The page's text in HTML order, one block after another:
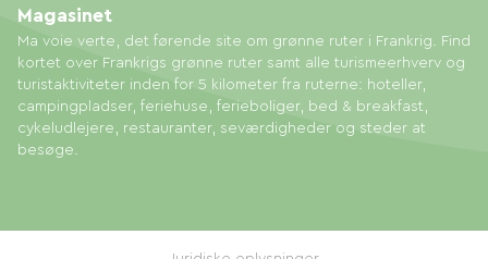
Ma voie verte, det førende site om grønne ruter i Frankrig. Find
kortet over Frankrigs grønne ruter samt alle turismeerhverv og
turistaktiviteter inden for 5 kilometer fra ruterne: hoteller,
campingpladser, feriehuse, ferieboliger, bed & breakfast,
cykeludlejere, restauranter, seværdigheder og steder at
besøge.
Magasinet